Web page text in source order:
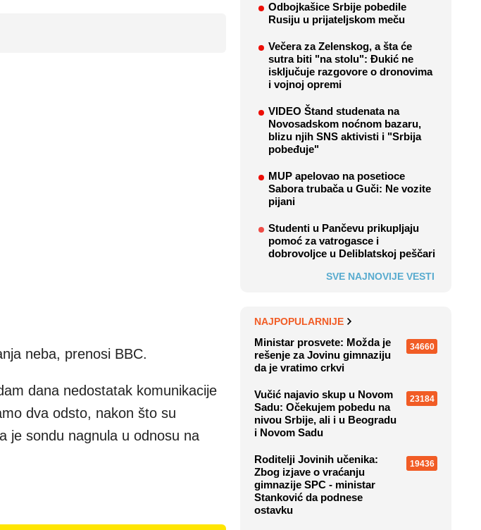
neba, prenosi BBC.
dana nedostatak komunikacije
dva odsto, nakon što su
je sondu nagnula u odnosu na
Odbojkašice Srbije pobedile
Rusiju u prijateljskom meču
Večera za Zelenskog, a šta će
sutra biti "na stolu": Đukić ne
isključuje razgovore o dronovima
i vojnoj opremi
VIDEO Štand studenata na
Novosadskom noćnom bazaru,
blizu njih SNS aktivisti i "Srbija
pobeđuje"
MUP apelovao na posetioce
Sabora trubača u Guči: Ne vozite
pijani
Studenti u Pančevu prikupljaju
pomoć za vatrogasce i
dobrovoljce u Deliblatskoj peščari
SVE NAJNOVIJE VESTI
NAJPOPULARNIJE
Ministar prosvete: Možda je
rešenje za Jovinu gimnaziju
da je vratimo crkvi
34660
Vučić najavio skup u Novom
Sadu: Očekujem pobedu na
nivou Srbije, ali i u Beogradu
i Novom Sadu
23184
Roditelji Jovinih učenika:
Zbog izjave o vraćanju
gimnazije SPC - ministar
Stanković da podnese
ostavku
19436